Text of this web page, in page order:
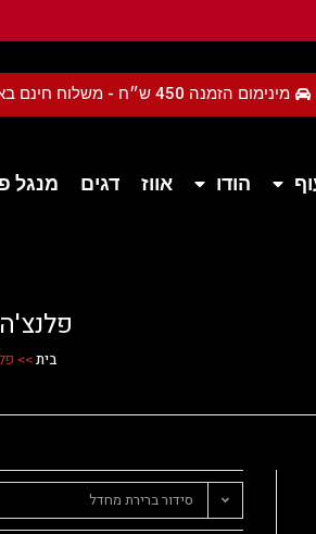
מינימום הזמנה 450 ש״ח - משלוח חינם באיזור השרון 09-7777958
הודו אווז דגים מנגל
בית>>
סידור ברירת מחדל